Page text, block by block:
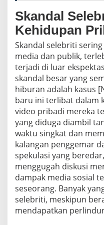
Skandal
Kehidupan
Skandal selebriti
media dan publik,
terjadi di luar
skandal besar yang
hiburan adalah kasus
baru ini terlibat dalam
video pribadi mereka
yang diduga diambil
waktu singkat dan
kalangan penggemar
spekulasi yang
menggugah diskusi
dampak media sosial
seseorang. Banyak
selebriti, meskipun
mendapatkan